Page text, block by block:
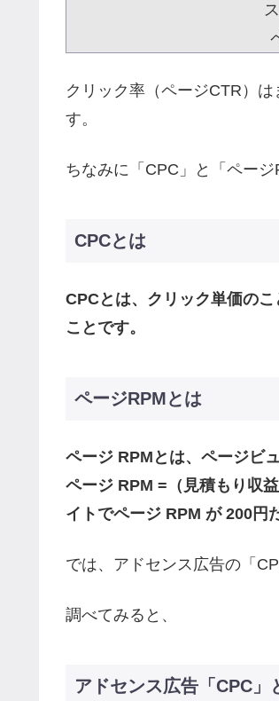
クリック率（ページCTR）
す。
ちなみに「CPC」と「ペー
CPCとは
CPCとは、クリック単価の
ことです。
ページRPMとは
ページ RPMとは、ページビ
ページ RPM =（見積もり収
イトでページ RPM が 200円
では、アドセンス広告の「
調べてみると、
アドセンス広告「CPC